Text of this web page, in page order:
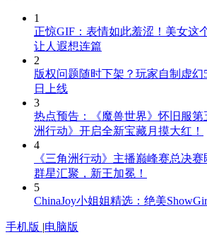
1
正惊GIF：表情如此羞涩！美女这
让人遐想连篇
2
版权问题随时下架？玩家自制虚幻
日上线
3
热点预告：《魔兽世界》怀旧服第
洲行动》开启全新宝藏月摸大红！
4
《三角洲行动》主播巅峰赛总决赛
群星汇聚，新王加冕！
5
ChinaJoy小姐姐精选：绝美
手机版 |电脑版